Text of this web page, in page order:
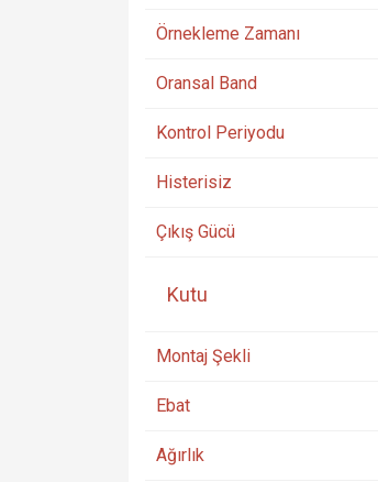
Örnekleme Zamanı
Oransal Band
Kontrol Periyodu
Histerisiz
Çıkış Gücü
Kutu
Montaj Şekli
Ebat
Ağırlık